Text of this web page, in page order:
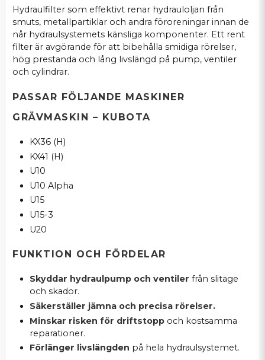
Hydraulfilter som effektivt renar hydrauloljan från
smuts, metallpartiklar och andra föroreningar innan de
når hydraulsystemets känsliga komponenter. Ett rent
filter är avgörande för att bibehålla smidiga rörelser,
hög prestanda och lång livslängd på pump, ventiler
och cylindrar.
PASSAR FÖLJANDE MASKINER
GRÄVMASKIN – KUBOTA
KX36 (H)
KX41 (H)
U10
U10 Alpha
U15
U15-3
U20
FUNKTION OCH FÖRDELAR
Skyddar hydraulpump och ventiler från slitage
och skador.
Säkerställer jämna och precisa rörelser.
Minskar risken för driftstoppoch kostsamma
reparationer.
Förlänger livslängden på hela hydraulsystemet.